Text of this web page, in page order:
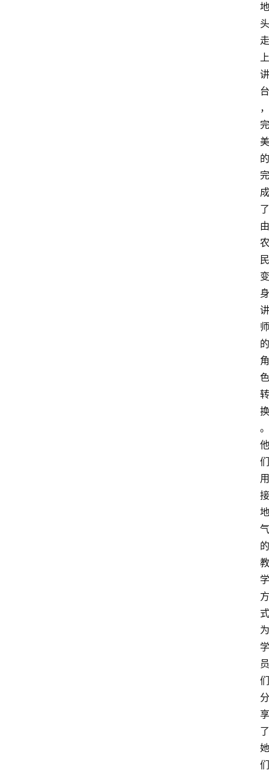
地
头
走
上
讲
台
，
完
美
的
完
成
了
由
农
民
变
身
讲
师
的
角
色
转
换
。
他
们
用
接
地
气
的
教
学
方
式
为
学
员
们
分
享
了
她
们